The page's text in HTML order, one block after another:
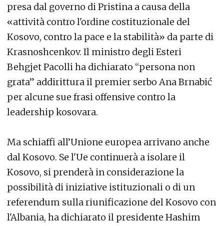
presa dal governo di Pristina a causa della
«attività contro l'ordine costituzionale del
Kosovo, contro la pace e la stabilità» da parte di
Krasnoshcenkov. Il ministro degli Esteri
Behgjet Pacolli ha dichiarato “persona non
grata” addirittura il premier serbo Ana Brnabić
per alcune sue frasi offensive contro la
leadership kosovara.
Ma schiaffi all’Unione europea arrivano anche
dal Kosovo. Se l'Ue continuerà a isolare il
Kosovo, si prenderà in considerazione la
possibilità di iniziative istituzionali o di un
referendum sulla riunificazione del Kosovo con
l'Albania, ha dichiarato il presidente Hashim